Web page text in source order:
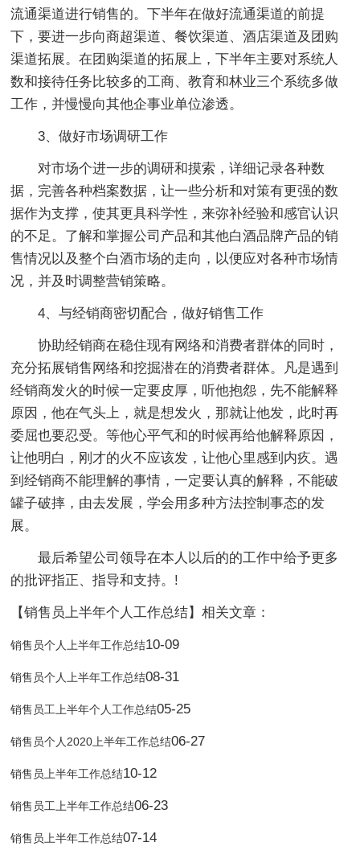
流通渠道进行销售的。下半年在做好流通渠道的前提
下，要进一步向商超渠道、餐饮渠道、酒店渠道及团购
渠道拓展。在团购渠道的拓展上，下半年主要对系统人
数和接待任务比较多的工商、教育和林业三个系统多做
工作，并慢慢向其他企事业单位渗透。
3、做好市场调研工作
对市场个进一步的调研和摸索，详细记录各种数
据，完善各种档案数据，让一些分析和对策有更强的数
据作为支撑，使其更具科学性，来弥补经验和感官认识
的不足。了解和掌握公司产品和其他白酒品牌产品的销
售情况以及整个白酒市场的走向，以便应对各种市场情
况，并及时调整营销策略。
4、与经销商密切配合，做好销售工作
协助经销商在稳住现有网络和消费者群体的同时，
充分拓展销售网络和挖掘潜在的消费者群体。凡是遇到
经销商发火的时候一定要皮厚，听他抱怨，先不能解释
原因，他在气头上，就是想发火，那就让他发，此时再
委屈也要忍受。等他心平气和的时候再给他解释原因，
让他明白，刚才的火不应该发，让他心里感到内疚。遇
到经销商不能理解的事情，一定要认真的解释，不能破
罐子破摔，由去发展，学会用多种方法控制事态的发
展。
最后希望公司领导在本人以后的的工作中给予更多
的批评指正、指导和支持。!
【销售员上半年个人工作总结】相关文章：
销售员个人上半年工作总结10-09
销售员个人上半年工作总结08-31
销售员工上半年个人工作总结05-25
销售员个人2020上半年工作总结06-27
销售员上半年工作总结10-12
销售员工上半年工作总结06-23
销售员上半年工作总结07-14